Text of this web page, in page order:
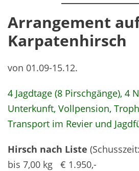
Arrangement
Karpatenhirsch
von 01.09-15.12.
4 Jagdtage (8 Pirschgänge), 4
Unterkunft, Vollpension,
Transport im Revier und
Hirsch nach Liste
bis 7,00 kg € 1.950,-